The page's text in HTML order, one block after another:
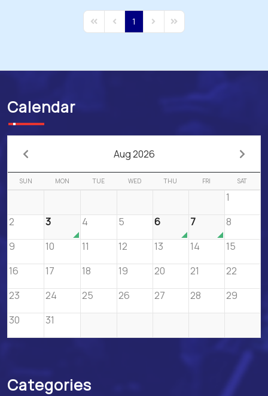
First PagePrevious Page
1 Next PageLast Page
Calendar
Aug 2026
SUN MON TUE WED THU FRI SAT
1
2
3 4 5 6 7
8
9
10 11 12 13 14
15
16
17 18 19 20 21
22
23
24 25 26 27 28
29
30
31
Categories